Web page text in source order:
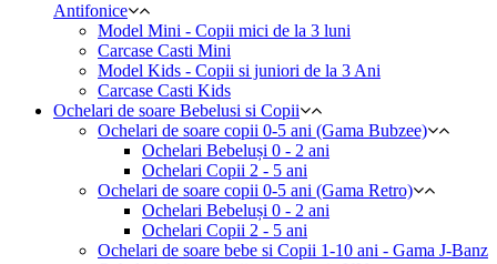
Antifonice
Model Mini - Copii mici de la 3 luni
Carcase Casti Mini
Model Kids - Copii si juniori de la 3 Ani
Carcase Casti Kids
Ochelari de soare Bebelusi si Copii
Ochelari de soare copii 0-5 ani (Gama Bubzee)
Ochelari Bebeluși 0 - 2 ani
Ochelari Copii 2 - 5 ani
Ochelari de soare copii 0-5 ani (Gama Retro)
Ochelari Bebeluși 0 - 2 ani
Ochelari Copii 2 - 5 ani
Ochelari de soare bebe si Copii 1-10 ani - Gama J-Banz